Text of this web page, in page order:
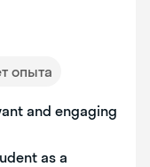
опыта
and engaging
as a